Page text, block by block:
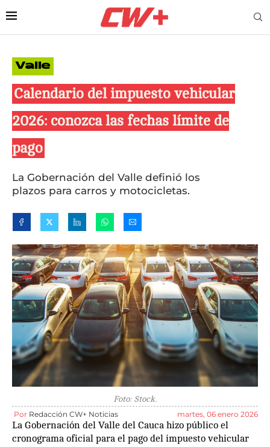
Valle
Calendario del impuesto vehicular
2026: conozca las fechas límite de
pago
La Gobernación del Valle definió los
plazos para carros y motocicletas.
Foto: Stock.
Por Redacción CW+ Noticias martes, 06 enero 2026
La Gobernación del Valle del Cauca hizo público el
cronograma oficial para el pago del impuesto vehicular